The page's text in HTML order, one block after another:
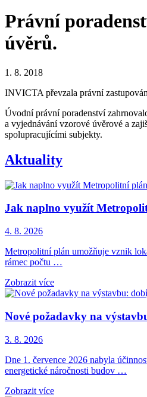
Právní
úvěrů.
1. 8. 2018
INVICTA převzala právní
Úvodní právní poradenství
a vyjednávání vzorové úvěrové a
spolupracujícími subjekty.
Aktuality
Jak naplno využít
4. 8. 2026
Metropolitní plán umožňuje vznik
rámec počtu …
Zobrazit více
Nové požadavky na
3. 8. 2026
Dne 1. července 2026 nabyla
energetické náročnosti budov …
Zobrazit více